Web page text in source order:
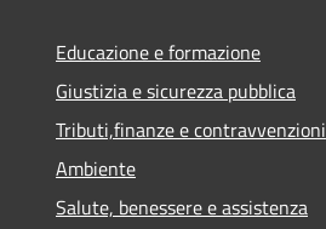
Educazione e formazione
Giustizia e sicurezza pubblica
Tributi,finanze e contravvenzioni
Ambiente
Salute, benessere e assistenza